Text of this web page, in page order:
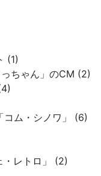
(1)
ちゃん」のCM (2)
コム・シノワ」 (6)
・レトロ」 (2)